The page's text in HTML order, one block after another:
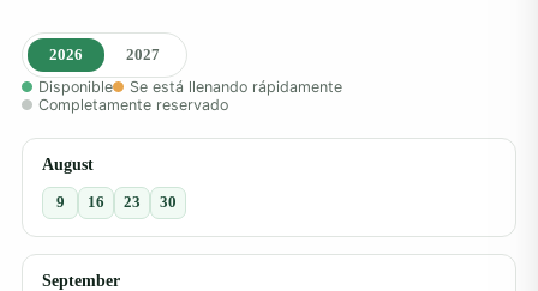
2026
2027
Disponible
Se está llenando rápidamente
Completamente reservado
August
9 16 23 30
September